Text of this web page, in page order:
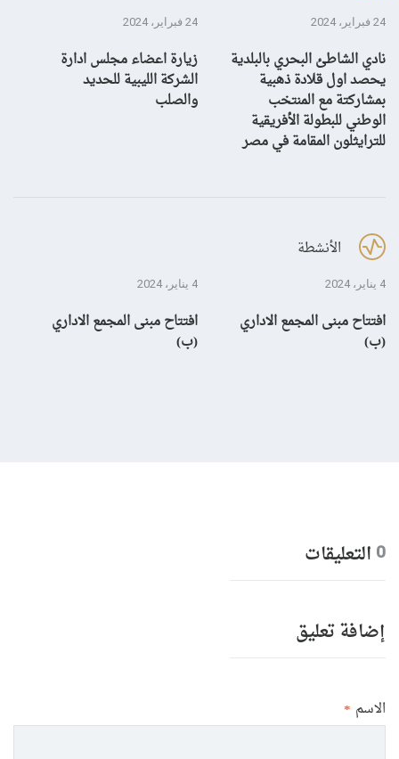
24 فبراير، 2024
نادي الشاطئ البحري بالبلدية
يحصد اول قلادة ذهبية
بمشاركتة مع المنتخب
الوطني للبطولة الأفريقية
للترايثلون المقامة في مصر
24 فبراير، 2024
زيارة اعضاء مجلس ادارة
الشركة الليبية للحديد
والصلب
الأنشطة
4 يناير، 2024
افتتاح مبنى المجمع الاداري
(ب)
4 يناير، 2024
افتتاح مبنى المجمع الاداري
(ب)
0 التعليقات
إضافة تعليق
الاسم *